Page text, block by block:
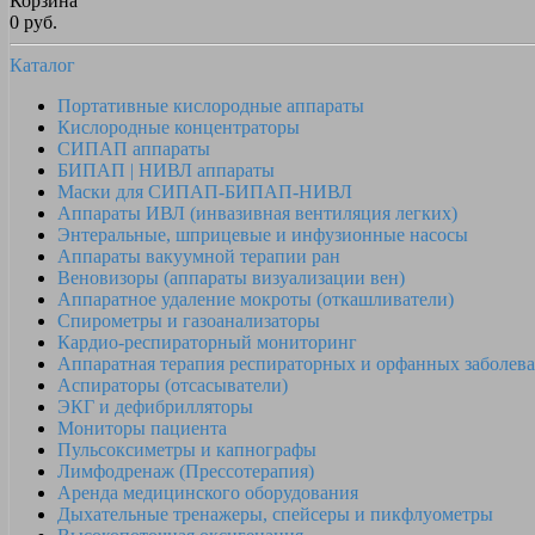
0 руб.
Каталог
Портативные кислородные аппараты
Кислородные концентраторы
СИПАП аппараты
БИПАП | НИВЛ аппараты
Маски для СИПАП-БИПАП-НИВЛ
Аппараты ИВЛ (инвазивная вентиляция легких)
Энтеральные, шприцевые и инфузионные насосы
Аппараты вакуумной терапии ран
Веновизоры (аппараты визуализации вен)
Аппаратное удаление мокроты (откашливатели)
Спирометры и газоанализаторы
Кардио-респираторный мониторинг
Аппаратная терапия респираторных и орфанных
Аспираторы (отсасыватели)
ЭКГ и дефибрилляторы
Мониторы пациента
Пульсоксиметры и капнографы
Лимфодренаж (Прессотерапия)
Аренда медицинского оборудования
Дыхательные тренажеры, спейсеры и пикфлуометры